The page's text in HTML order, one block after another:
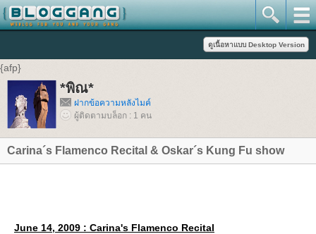
{afp}
*พิณ*
ฝากข้อความหลังไมค์
ผู้ติดตามบล็อก : 1 คน
Carina´s Flamenco Recital & Oskar´s Kung Fu show
June 14, 2009 : Carina's Flamenco Recital